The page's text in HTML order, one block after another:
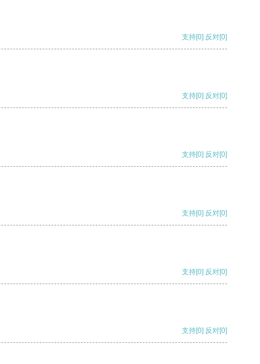
支持[0] 反对[0]
支持[0] 反对[0]
支持[0] 反对[0]
支持[0] 反对[0]
支持[0] 反对[0]
支持[0] 反对[0]